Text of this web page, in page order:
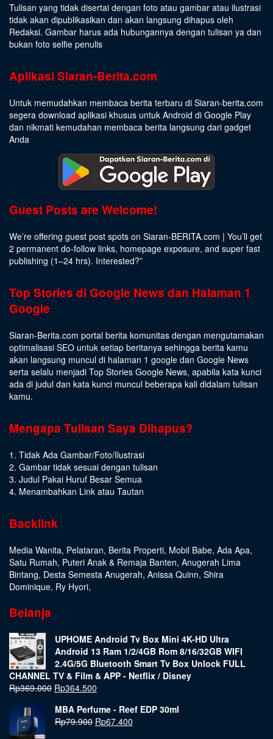
Tulisan yang tidak disertai dengan foto atau gambar atau ilustrasi
tidak akan dipublikasikan dan akan langsung dihapus oleh
Redaksi. Gambar harus ada hubungannya dengan tulisan ya dan
bukan foto selfie penulis
Aplikasi Siaran-Berita.com
Untuk memudahkan membaca berita terbaru di Siaran-berita.com
segera download aplikasi khusus untuk Android di Google Play
dan nikmati kemudahan membaca berita langsung dari gadget
Anda
Guest Posts are Welcome!
We’re offering guest post spots on Siaran-BERITA.com | You’ll get
2 permanent do-follow links, homepage exposure, and super fast
publishing (1–24 hrs). Interested?”
Top Stories di Google News dan Halaman 1
Google
Siaran-Berita.com portal berita komunitas dengan mengutamakan
optimalisasi SEO untuk setiap beritanya sehingga berita kamu
akan langsung muncul di halaman 1 google dan Google News
serta selalu menjadi Top Stories Google News, apabila kata kunci
ada di judul dan kata kunci muncul beberapa kali didalam tulisan
kamu.
Mengapa Tulisan Saya Dihapus?
1. Tidak Ada Gambar/Foto/Ilustrasi
2. Gambar tidak sesuai dengan tulisan
3. Judul Pakai Huruf Besar Semua
4. Menambahkan Link atau Tautan
Backlink
Media Wanita, Pelataran, Berita Properti, Mobil Babe, Ada Apa,
Satu Rumah, Puteri Anak & Remaja Banten, Anugerah Lima
Bintang, Desta Semesta Anugerah, Anissa Quinn, Shira
Dominique, Ry Hyori,
Belanja
UPHOME Android Tv Box Mini 4K-HD Ultra
Android 13 Ram 1/2/4GB Rom 8/16/32GB WIFI
2.4G/5G Bluetooth Smart Tv Box Unlock FULL
CHANNEL TV & Film & APP - Netflix / Disney
Rp369.000 Rp364.500
MBA Perfume - Reef EDP 30ml
Rp79.900 Rp67.400